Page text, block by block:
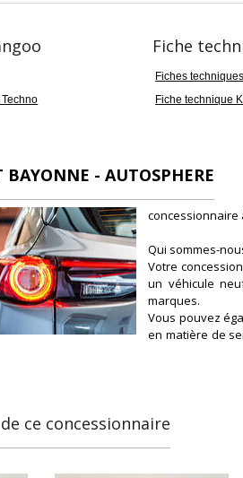
Fiche
Fiches
Fiche technique
BAYONNE - AUTOSPHERE
concessionnaire
Qui sommes-
Votre
un véhicule
marques.
Vous pouvez
en matière de
véhicules
reconnus parmi
plus de 14 000
ce concessionnaire